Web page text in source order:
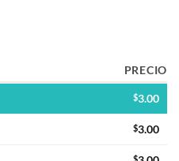
PRECIO
$3.00
$3.00
$